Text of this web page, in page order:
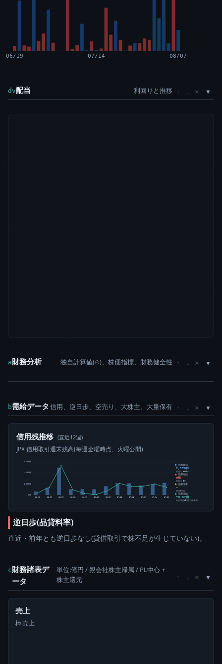
06/19 07/14 08/07
dv配当 利回りと推移 ↑ ↓ ×
a財務分析 独自計算値(⊙)、株価指標、財務健全性 ↑ ↓ ×
b需給データ 信用、逆日歩、空売り、大株主、大量保有 ↑ ↓ ×
信用残推移 (直近12週)
JPX 信用取引週末残高(毎週金曜時点、火曜公開)
0株
2,000株
4,000株
6,000株
05-15 05-22 05-29 06-05 06-12 06-19 06-26 07-03 07-10 07-17 07-24 07-31
信用買残
2,176株
前週比 +300株
信用売残
0株
前週比 0株
信用倍率
―
買残÷売残
信用需給
+0.37倍
純信用残÷5日平均出来高
逆日歩(品貸料率)
直近・前年とも逆日歩なし(貸借取引で株不足が生じていない)。
c財務諸表デ
ータ
単位:億円 / 親会社株主帰属 / PL中心 +
株主還元
↑ ↓ ×
売上
棒:売上